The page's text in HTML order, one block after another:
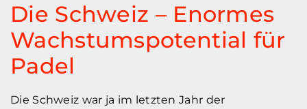
Die Schweiz – Enormes
Wachstumspotential für
Padel
Die Schweiz war ja im letzten Jahr der